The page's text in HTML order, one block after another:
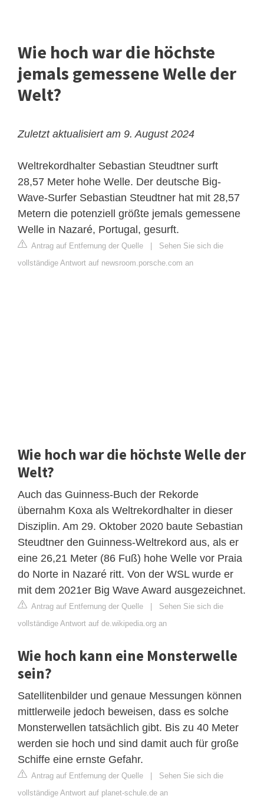
Wie hoch war die höchste
jemals gemessene Welle der
Welt?
Zuletzt aktualisiert am 9. August 2024
Weltrekordhalter Sebastian Steudtner surft
28,57 Meter hohe Welle. Der deutsche Big-
Wave-Surfer Sebastian Steudtner hat mit 28,57
Metern die potenziell größte jemals gemessene
Welle in Nazaré, Portugal, gesurft.
Antrag auf Entfernung der Quelle
Sehen Sie sich die
vollständige Antwort auf newsroom.porsche.com an
Wie hoch war die höchste Welle der
Welt?
Auch das Guinness-Buch der Rekorde
übernahm Koxa als Weltrekordhalter in dieser
Disziplin. Am 29. Oktober 2020 baute Sebastian
Steudtner den Guinness-Weltrekord aus, als er
eine 26,21 Meter (86 Fuß) hohe Welle vor Praia
do Norte in Nazaré ritt. Von der WSL wurde er
mit dem 2021er Big Wave Award ausgezeichnet.
Antrag auf Entfernung der Quelle
Sehen Sie sich die
vollständige Antwort auf de.wikipedia.org an
Wie hoch kann eine Monsterwelle
sein?
Satellitenbilder und genaue Messungen können
mittlerweile jedoch beweisen, dass es solche
Monsterwellen tatsächlich gibt. Bis zu 40 Meter
werden sie hoch und sind damit auch für große
Schiffe eine ernste Gefahr.
Antrag auf Entfernung der Quelle
Sehen Sie sich die
vollständige Antwort auf planet-schule.de an